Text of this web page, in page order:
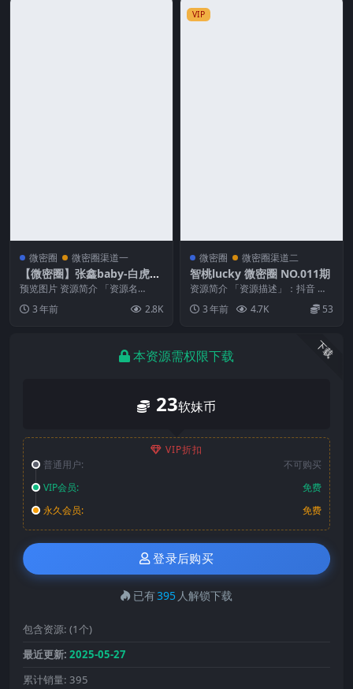
微密圈 微密圈渠道一
【微密圈】张鑫baby-白虎姐
姐[35P1V-256MB]
预览图片 资源简介 「资源名
姐姐[35P1V-...
3 年前 2.8K
VIP
微密圈 微密圈渠道二
智桃lucky 微密圈 NO.011期
资源简介 「资源描述」：抖音 智
桃lucky 微密圈 NO.011期 【29
P】...3 年前 4.7K 53
下载
本资源需权限下载
23软妹币
VIP折扣
普通用户:
不可购买
VIP会员:
免费
永久会员:
免费
登录后购买
已有395 人解锁下载
包含资源: (1个)
最近更新: 2025-05-27
累计销量: 395